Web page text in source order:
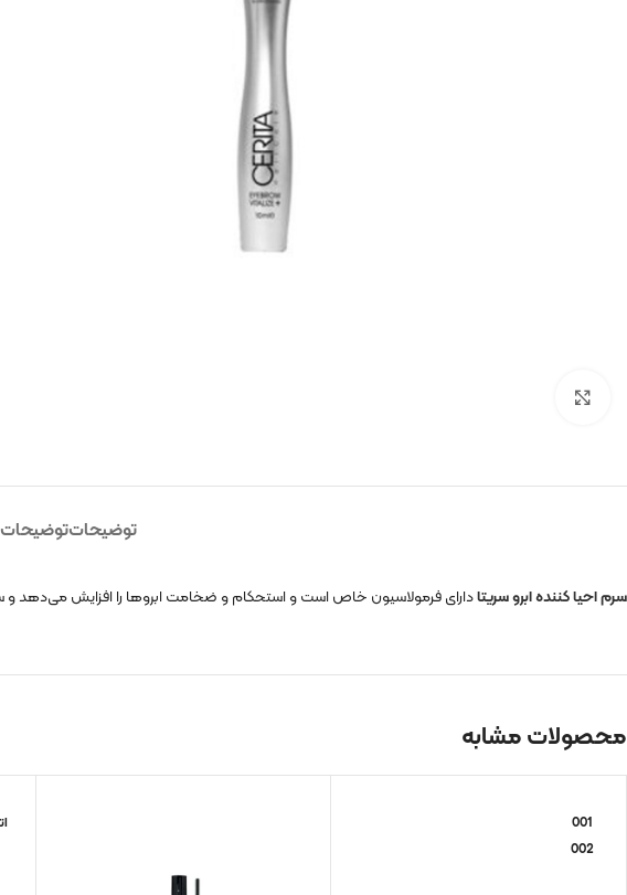
توضیحات
سرم احیا کننده ابرو سریتادارای فرمولاسیون خاص است و استحکام و ضخامت ابروها را افزایش می‌دهد و
محصولات مشابه
001
002